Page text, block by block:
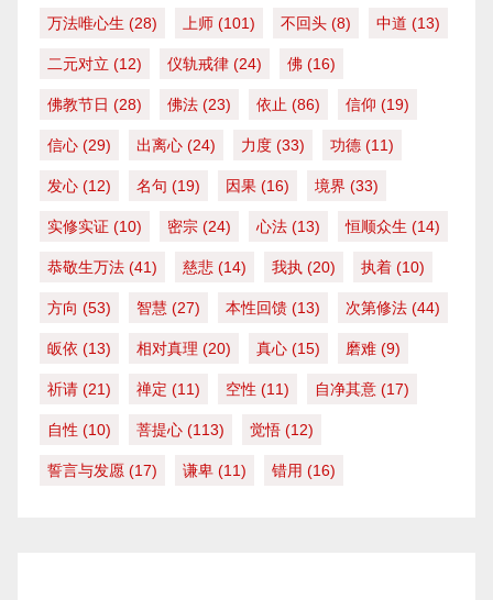
万法唯心生 (28) 上师 (101) 不回头 (8) 中道 (13)
二元对立 (12) 仪轨戒律 (24) 佛 (16)
佛教节日 (28) 佛法 (23) 依止 (86) 信仰 (19)
信心 (29) 出离心 (24) 力度 (33) 功德 (11)
发心 (12) 名句 (19) 因果 (16) 境界 (33)
实修实证 (10) 密宗 (24) 心法 (13) 恒顺众生 (14)
恭敬生万法 (41) 慈悲 (14) 我执 (20) 执着 (10)
方向 (53) 智慧 (27) 本性回馈 (13) 次第修法 (44)
皈依 (13) 相对真理 (20) 真心 (15) 磨难 (9)
祈请 (21) 禅定 (11) 空性 (11) 自净其意 (17)
自性 (10) 菩提心 (113) 觉悟 (12)
誓言与发愿 (17) 谦卑 (11) 错用 (16)